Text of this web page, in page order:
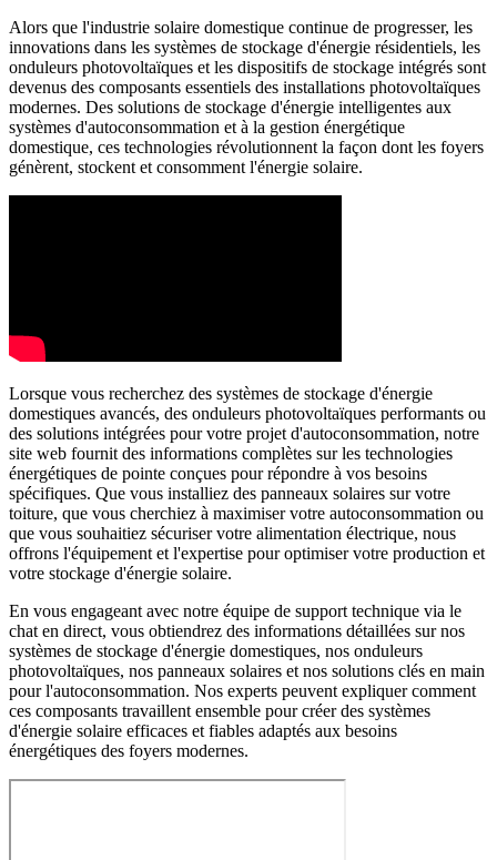
Alors que l'industrie solaire domestique continue de progresser, les
innovations dans les systèmes de stockage d'énergie résidentiels, les
onduleurs photovoltaïques et les dispositifs de stockage intégrés sont
devenus des composants essentiels des installations photovoltaïques
modernes. Des solutions de stockage d'énergie intelligentes aux
systèmes d'autoconsommation et à la gestion énergétique
domestique, ces technologies révolutionnent la façon dont les foyers
génèrent, stockent et consomment l'énergie solaire.
Lorsque vous recherchez des systèmes de stockage d'énergie
domestiques avancés, des onduleurs photovoltaïques performants ou
des solutions intégrées pour votre projet d'autoconsommation, notre
site web fournit des informations complètes sur les technologies
énergétiques de pointe conçues pour répondre à vos besoins
spécifiques. Que vous installiez des panneaux solaires sur votre
toiture, que vous cherchiez à maximiser votre autoconsommation ou
que vous souhaitiez sécuriser votre alimentation électrique, nous
offrons l'équipement et l'expertise pour optimiser votre production et
votre stockage d'énergie solaire.
En vous engageant avec notre équipe de support technique via le
chat en direct, vous obtiendrez des informations détaillées sur nos
systèmes de stockage d'énergie domestiques, nos onduleurs
photovoltaïques, nos panneaux solaires et nos solutions clés en main
pour l'autoconsommation. Nos experts peuvent expliquer comment
ces composants travaillent ensemble pour créer des systèmes
d'énergie solaire efficaces et fiables adaptés aux besoins
énergétiques des foyers modernes.